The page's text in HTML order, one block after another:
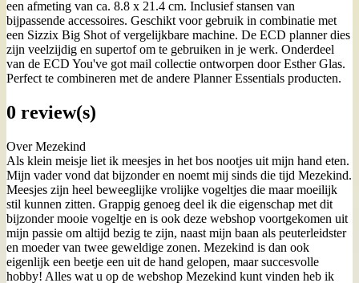
een afmeting van ca. 8.8 x 21.4 cm. Inclusief stansen van
bijpassende accessoires. Geschikt voor gebruik in combinatie met
een Sizzix Big Shot of vergelijkbare machine. De ECD planner dies
zijn veelzijdig en supertof om te gebruiken in je werk. Onderdeel
van de ECD You've got mail collectie ontworpen door Esther Glas.
Perfect te combineren met de andere Planner Essentials producten.
0 review(s)
Over Mezekind
Als klein meisje liet ik meesjes in het bos nootjes uit mijn hand eten.
Mijn vader vond dat bijzonder en noemt mij sinds die tijd Mezekind.
Meesjes zijn heel beweeglijke vrolijke vogeltjes die maar moeilijk
stil kunnen zitten. Grappig genoeg deel ik die eigenschap met dit
bijzonder mooie vogeltje en is ook deze webshop voortgekomen uit
mijn passie om altijd bezig te zijn, naast mijn baan als peuterleidster
en moeder van twee geweldige zonen. Mezekind is dan ook
eigenlijk een beetje een uit de hand gelopen, maar succesvolle
hobby! Alles wat u op de webshop Mezekind kunt vinden heb ik